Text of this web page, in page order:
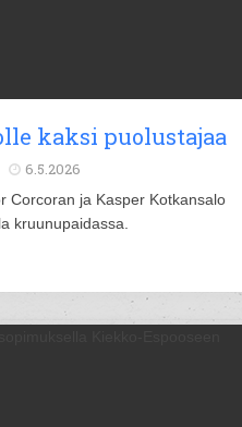
kaksi puolustajaa
6.5.2026
Corcoran ja Kasper Kotkansalo
kruunupaidassa.